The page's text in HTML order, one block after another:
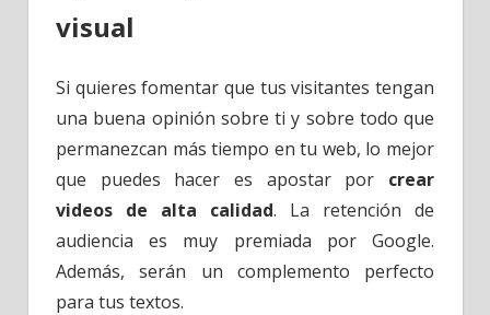
visual
Si quieres fomentar que tus visitantes tengan
una buena opinión sobre ti y sobre todo que
permanezcan más tiempo en tu web, lo mejor
que puedes hacer es apostar por crear
videos de alta calidad. La retención de
audiencia es muy premiada por Google.
Además, serán un complemento perfecto
para tus textos.